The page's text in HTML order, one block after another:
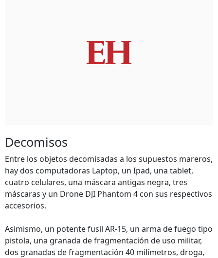
Decomisos
Entre los objetos decomisadas a los supuestos mareros,
hay dos computadoras Laptop, un Ipad, una tablet,
cuatro celulares, una máscara antigas negra, tres
máscaras y un Drone DJI Phantom 4 con sus respectivos
accesorios.
Asimismo, un potente fusil AR-15, un arma de fuego tipo
pistola, una granada de fragmentación de uso militar,
dos granadas de fragmentación 40 milímetros, droga,